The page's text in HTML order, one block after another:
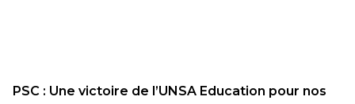
PSC : Une victoire de l’UNSA Education pour nos